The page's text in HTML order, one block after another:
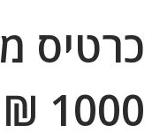
כרטיס
1000 ₪